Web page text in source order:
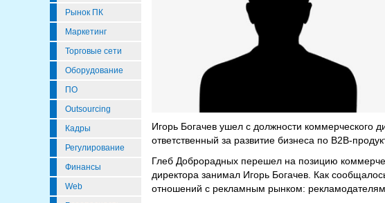
Рынок ПК
Маркетинг
Торговые сети
Оборудование
ПО
Outsourcing
Кадры
Регулирование
Финансы
Web
Игорь Богачев ушел с должности коммерческого
ответственный за развитие бизнеса по B2B-
Глеб Доброрадных перешел на позицию
директора занимал Игорь Богачев. Как
отношений с рекламным рынком: